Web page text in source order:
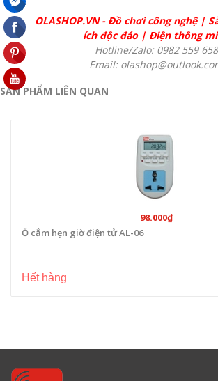
OLASHOP.VN- Đồ chơi công nghệ|
ích độc đáo| Điện thông
Hotline/Zalo: 0982 559 658
Email:
SẢN PHẨM LIÊN QUAN
98.000₫
Ổ cắm hẹn giờ điện tử AL-06
Hết hàng